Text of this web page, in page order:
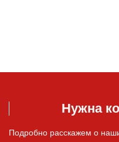
Нужна
Подробно расскажем о